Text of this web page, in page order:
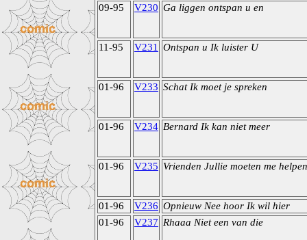
09-95 V230 Ga liggen ontspan u en
11-95 V231 Ontspan u Ik luister U
01-96 V233 Schat Ik moet je spreken
01-96 V234 Bernard Ik kan niet meer
01-96 V235 Vrienden Jullie moeten me helpen
01-96 V236 Opnieuw Nee hoor Ik wil hier
01-96
V237 Rhaaa Niet een van die